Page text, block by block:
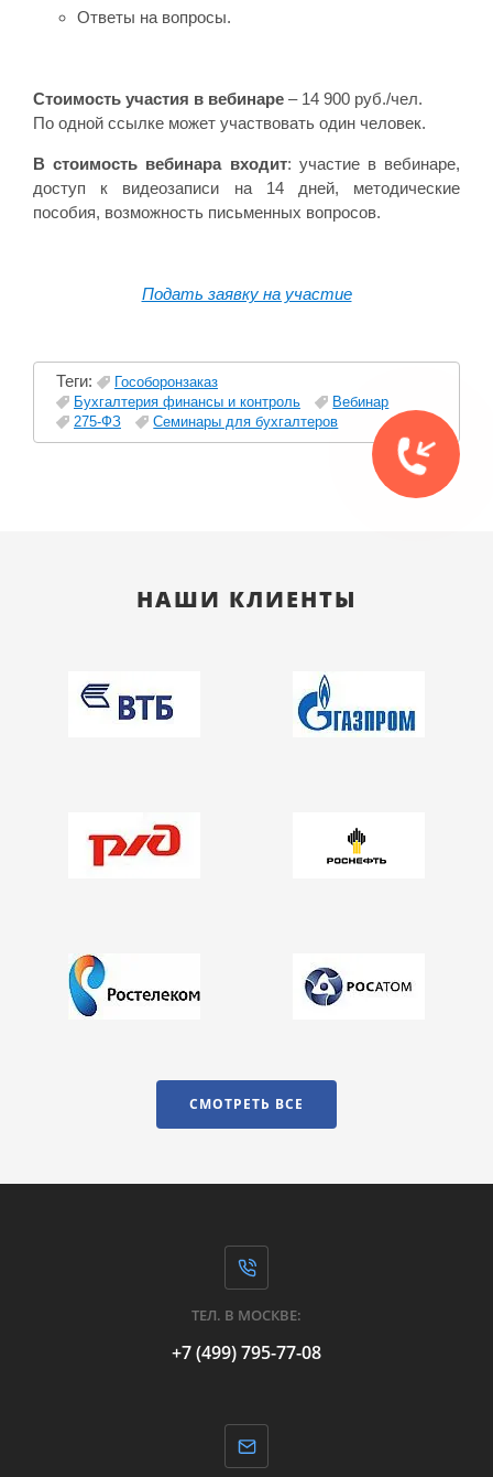
Ответы на вопросы.
Стоимость участия в вебинаре – 14 900 руб./чел.
По одной ссылке может участвовать один человек.
В стоимость вебинара входит: участие в вебинаре,
доступ к видеозаписи на 14 дней, методические
пособия, возможность письменных вопросов.
Подать заявку на участие
Теги:
Гособоронзаказ
Бухгалтерия финансы и контроль
Вебинар
275-ФЗ
Семинары для бухгалтеров
НАШИ КЛИЕНТЫ
СМОТРЕТЬ ВСЕ
ТЕЛ. В МОСКВЕ:
+7 (499) 795-77-08